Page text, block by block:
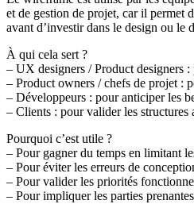
et de gestion de projet, car il permet
avant d’investir dans le design ou le
À qui cela sert ?
– UX designers / Product designers
– Product owners / chefs de projet :
– Développeurs : pour anticiper les
– Clients : pour valider les structures
Pourquoi c’est utile ?
– Pour gagner du temps en limitant
– Pour éviter les erreurs de
– Pour valider les priorités
– Pour impliquer les parties